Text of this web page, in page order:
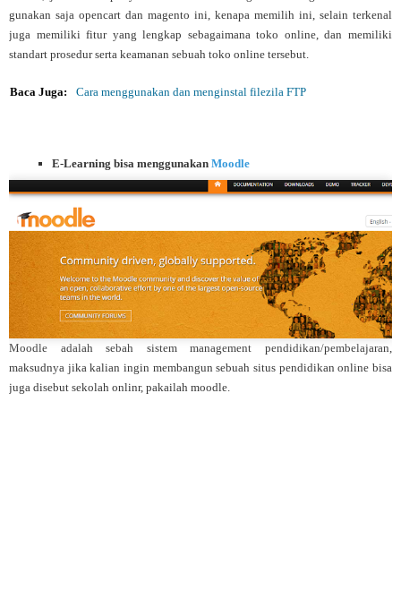
gunakan saja opencart dan magento ini, kenapa memilih ini, selain terkenal
juga memiliki fitur yang lengkap sebagaimana toko online, dan memiliki
standart prosedur serta keamanan sebuah toko online tersebut.
Baca Juga: Cara menggunakan dan menginstal filezila FTP
E-Learning bisa menggunakan Moodle
Moodle adalah sebah sistem management pendidikan/pembelajaran,
maksudnya jika kalian ingin membangun sebuah situs pendidikan online bisa
juga disebut sekolah onlinr, pakailah moodle.